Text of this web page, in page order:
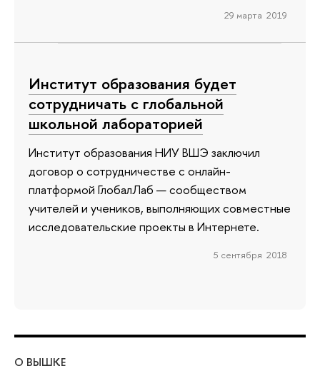
29 марта 2019
Институт образования будет
сотрудничать с глобальной
школьной лабораторией
Институт образования НИУ ВШЭ заключил
договор о сотрудничестве с онлайн-
платформой ГлобалЛаб — сообществом
учителей и учеников, выполняющих совместные
исследовательские проекты в Интернете.
5 сентября 2018
О ВЫШКЕ